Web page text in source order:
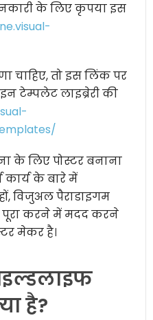
के लिए कृपया इस
चाहिए, तो इस लिंक पर
टेम्पलेट लाइब्रेरी की
के लिए पोस्टर बनाना
कार्य के बारे में
विजुअल पैराडाइगम
करने में मदद करने
मेकर है।
है?